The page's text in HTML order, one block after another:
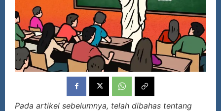
Pada artikel sebelumnya, telah dibahas tentang